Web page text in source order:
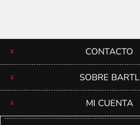
CONTACTO
SOBRE BARTL
MI CUENTA